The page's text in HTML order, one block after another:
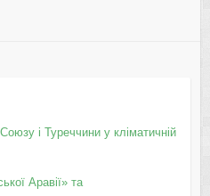
і Туреччини у кліматичній
Аравії» та